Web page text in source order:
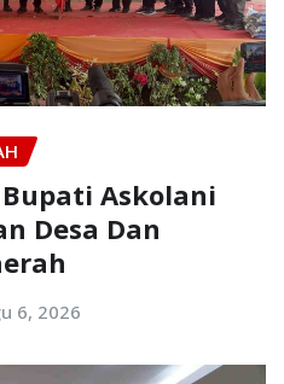
Askolani
Desa Dan
6, 2026